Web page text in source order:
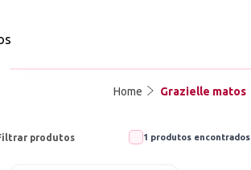
Home Grazielle matos
produtos 1 produtos encontrados